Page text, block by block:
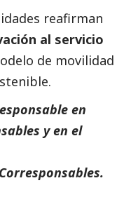
reafirman
al servicio
de movilidad
en
y en el
.